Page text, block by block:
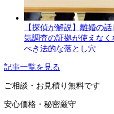
【探偵が解説】離婚の
気調査の証拠が使えなく
べき法的な落とし穴
記事一覧を見る
ご相談・お見積り 無料です
安心価格・秘密厳守